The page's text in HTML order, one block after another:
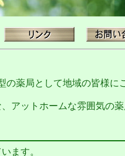
薬局として地域の皆様に
アットホームな雰囲気の
ます。